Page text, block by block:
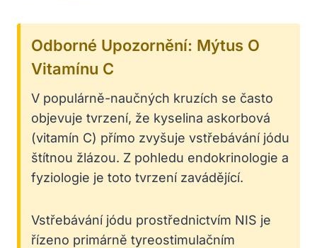
Odborné Upozornění: Mýtus O
Vitamínu C
V populárně-naučných kruzích se často
objevuje tvrzení, že kyselina askorbová
(vitamín C) přímo zvyšuje vstřebávání jódu
štítnou žlázou. Z pohledu endokrinologie a
fyziologie je toto tvrzení zavádějící.
Vstřebávání jódu prostřednictvím NIS je
řízeno primárně tyreostimulačním